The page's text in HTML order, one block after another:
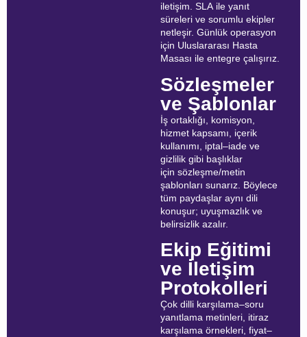
iletişim. SLA ile yanıt
süreleri ve sorumlu ekipler
netleşir. Günlük operasyon
için Uluslararası Hasta
Masası ile entegre çalışırız.
Sözleşmeler
ve Şablonlar
İş ortaklığı, komisyon,
hizmet kapsamı, içerik
kullanımı, iptal–iade ve
gizlilik gibi başlıklar
için sözleşme/metin
şablonları sunarız. Böylece
tüm paydaşlar aynı dili
konuşur; uyuşmazlık ve
belirsizlik azalır.
Ekip Eğitimi
ve İletişim
Protokolleri
Çok dilli karşılama–soru
yanıtlama metinleri, itiraz
karşılama örnekleri, fiyat–